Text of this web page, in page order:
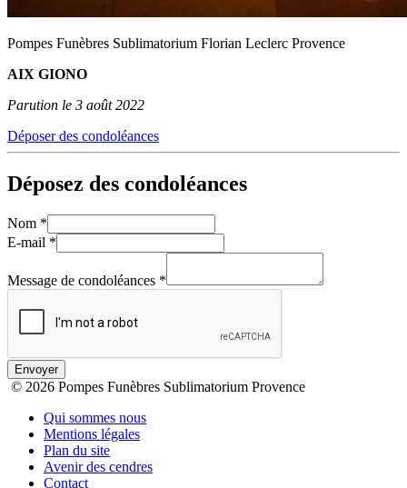
Pompes Funèbres Sublimatorium Florian Leclerc Provence
AIX GIONO
Parution le 3 août 2022
Déposer des condoléances
Déposez des condoléances
Nom *
E-mail *
Message de condoléances *
Envoyer
© 2026 Pompes Funèbres Sublimatorium Provence
Qui sommes nous
Mentions légales
Plan du site
Avenir des cendres
Contact